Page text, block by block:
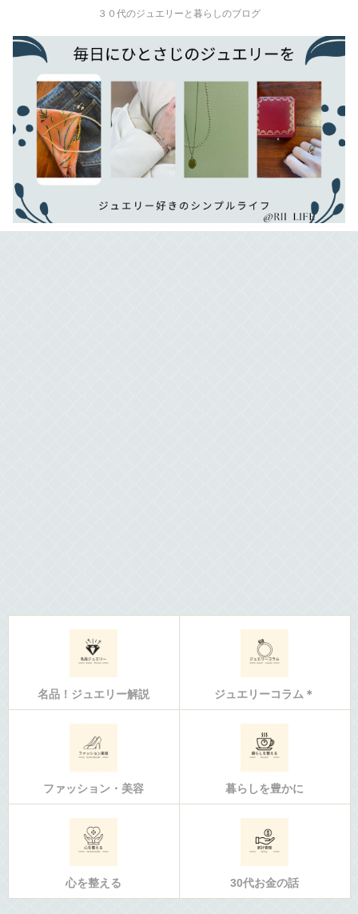
３０代のジュエリーと暮らしのブログ
名品！ジュエリー解説 ジュエリーコラム＊
ファッション・美容 暮らしを豊かに
心を整える 30代お金の話